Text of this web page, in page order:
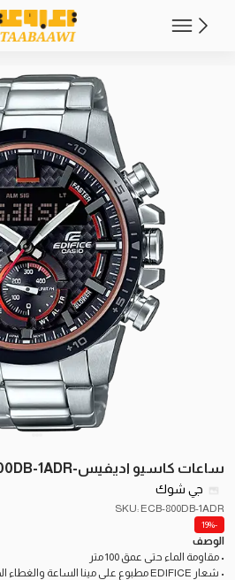
ساعات كاسيو اديفيس-ECB-800DB-1ADR
جي شوك
SKU: ECB-800DB-1ADR
-19%
الوصف
• مقاومة الماء حتى عمق 100 متر
• شعار EDIFICE مطبوع على مينا الساعة والغطاء الخلفي والمشبك